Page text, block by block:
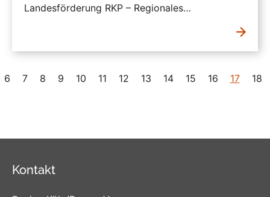
Landesförderung RKP – Regionales…
6 7 8 9 10 11 12 13 14 15 16 17 18
Kontakt